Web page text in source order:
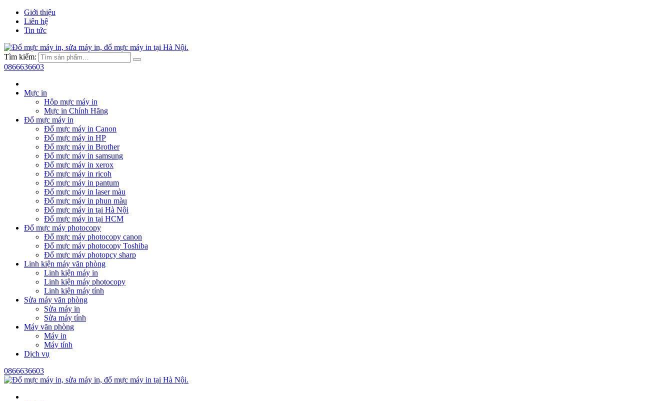
Giới thiệu
Liên hệ
Tin tức
Tìm kiếm:
0866636603
Mực in
Hộp mực máy in
Mực in Chính Hãng
Đổ mực máy in
Đổ mực máy in Canon
Đổ mực máy in HP
Đổ mực máy in Brother
Đổ mực máy in samsung
Đổ mực máy in xerox
Đổ mực máy in ricoh
Đổ mực máy in pantum
Đổ mực máy in laser màu
Đổ mực máy in phun màu
Đổ mực máy in tại Hà Nội
Đổ mực máy in tại HCM
Đổ mực máy photocopy
Đổ mực máy photocopy canon
Đổ mực máy photocopy Toshiba
Đổ mực máy photopcy sharp
Linh kiện máy văn phòng
Linh kiện máy in
Linh kiện máy photocopy
Linh kiện máy tính
Sửa máy văn phòng
Sửa máy in
Sửa máy tính
Máy văn phòng
Máy in
Máy tính
Dịch vụ
0866636603